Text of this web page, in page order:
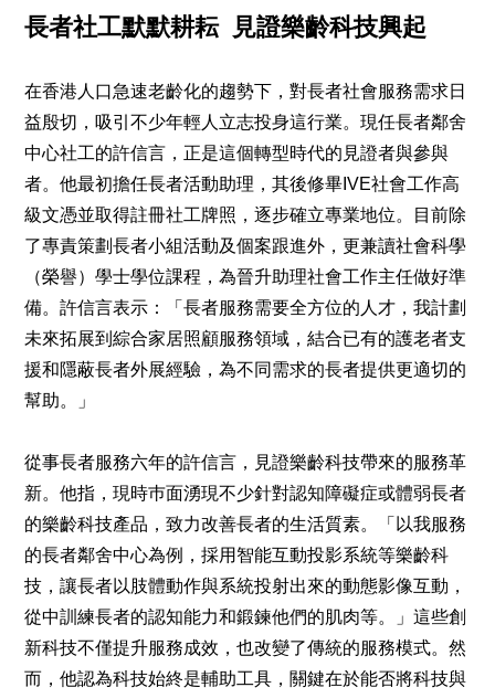
長者社工默默耕耘 見證樂齡科技興起
在香港人口急速老齡化的趨勢下，對長者社會服務需求日
益殷切，吸引不少年輕人立志投身這行業。現任長者鄰舍
中心社工的許信言，正是這個轉型時代的見證者與參與
者。他最初擔任長者活動助理，其後修畢IVE社會工作高
級文憑並取得註冊社工牌照，逐步確立專業地位。目前除
了專責策劃長者小組活動及個案跟進外，更兼讀社會科學
（榮譽）學士學位課程，為晉升助理社會工作主任做好準
備。許信言表示：「長者服務需要全方位的人才，我計劃
未來拓展到綜合家居照顧服務領域，結合已有的護老者支
援和隱蔽長者外展經驗，為不同需求的長者提供更適切的
幫助。」
從事長者服務六年的許信言，見證樂齡科技帶來的服務革
新。他指，現時巿面湧現不少針對認知障礙症或體弱長者
的樂齡科技產品，致力改善長者的生活質素。「以我服務
的長者鄰舍中心為例，採用智能互動投影系統等樂齡科
技，讓長者以肢體動作與系統投射出來的動態影像互動，
從中訓練長者的認知能力和鍛鍊他們的肌肉等。」這些創
新科技不僅提升服務成效，也改變了傳統的服務模式。然
而，他認為科技始終是輔助工具，關鍵在於能否將科技與